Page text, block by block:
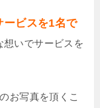
ービスを1名で
想いでサービスを
お写真を頂くこ